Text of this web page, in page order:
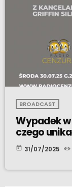
BROADCAST
Wypadek
czego
today 31/07/2025